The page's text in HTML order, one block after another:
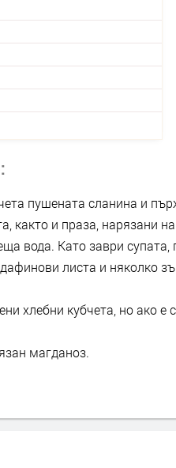
пушената сланина и
както и праза, нарязани
вода. Като заври
листа и няколко
хлебни кубчета, но ако е
магданоз.